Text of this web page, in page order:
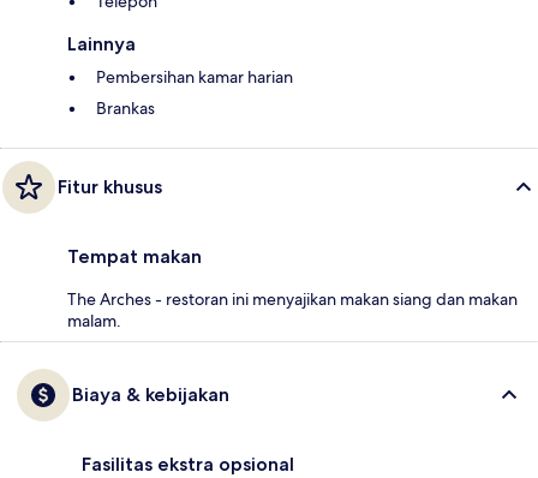
Lainnya
Pembersihan kamar harian
Brankas
Fitur khusus
Tempat makan
The Arches - restoran ini menyajikan makan siang dan makan
malam.
Biaya & kebijakan
Fasilitas ekstra opsional